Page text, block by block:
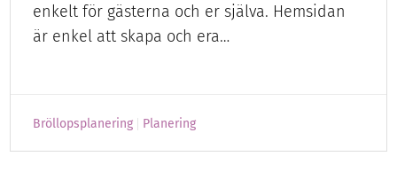
enkelt för gästerna och er själva. Hemsidan
är enkel att skapa och era…
Bröllopsplanering Planering